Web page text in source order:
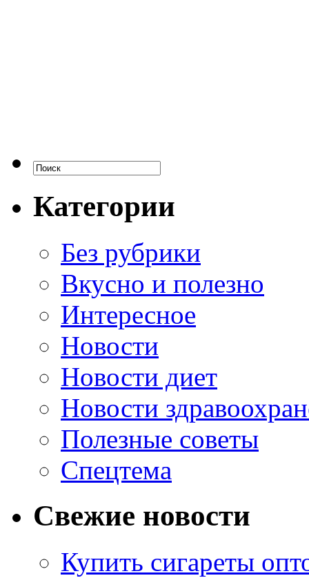
Категории
Без рубрики
Вкусно и полезно
Интересное
Новости
Новости диет
Новости
Полезные советы
Спецтема
Свежие новости
Купить сигареты